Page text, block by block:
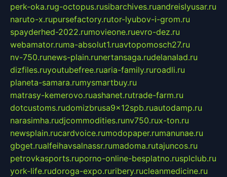
perk-oka.rug-octopus.rusibarchives.ruandreislyusar.ru
naruto-x.rupursefactory.rutor-lyubov-i-grom.ru
spayderhed-2022.rumovieone.ruevro-dez.ru
webamator.ruma-absolut1.ruavtopomosch27.ru
nv-750.runews-plain.runertansaga.rudelanalad.ru
dizfiles.ruyoutubefree.ruaria-family.ruroadli.ru
planeta-samara.rumysmartbuy.ru
matrasy-kemerovo.ruashanet.rutrade-farm.ru
dotcustoms.rudomizbrusa9x12spb.ruautodamp.ru
narasimha.rudjcommodities.runv750.rux-ton.ru
newsplain.rucardvoice.rumodopaper.rumanunae.ru
gbget.rualfeihavsalnassr.rumadoma.rutajuncos.ru
petrovkasports.ruporno-online-besplatno.rusplclub.ru
york-life.rudoroga-expo.ruribery.rucleanmedicine.ru